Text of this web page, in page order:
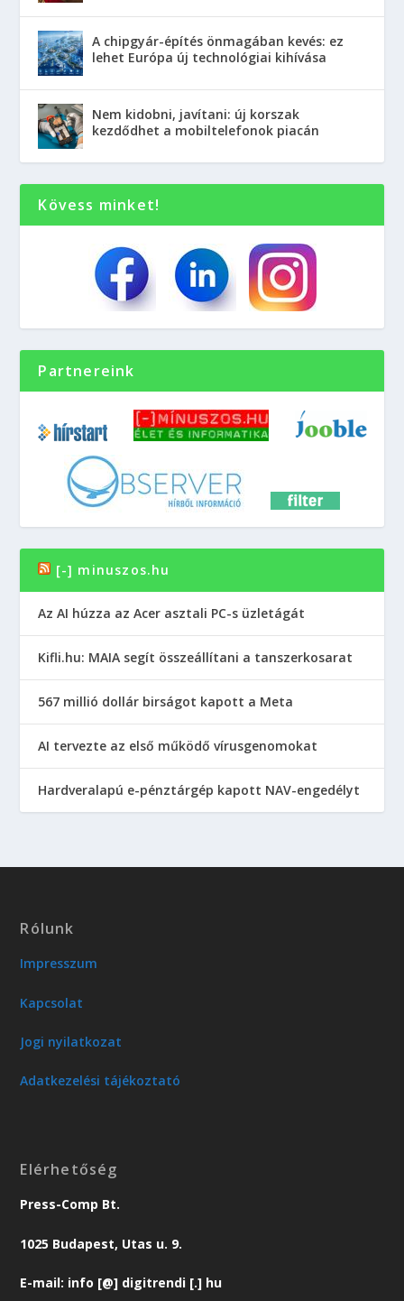
A chipgyár-építés önmagában kevés: ez
lehet Európa új technológiai kihívása
Nem kidobni, javítani: új korszak
kezdődhet a mobiltelefonok piacán
Kövess minket!
Partnereink
[-] minuszos.hu
Az AI húzza az Acer asztali PC-s üzletágát
Kifli.hu: MAIA segít összeállítani a tanszerkosarat
567 millió dollár birságot kapott a Meta
AI tervezte az első működő vírusgenomokat
Hardveralapú e-pénztárgép kapott NAV-engedélyt
Rólunk
Impresszum
Kapcsolat
Jogi nyilatkozat
Adatkezelési tájékoztató
Elérhetőség
Press-Comp Bt.
1025 Budapest, Utas u. 9.
E-mail: info [@] digitrendi [.] hu